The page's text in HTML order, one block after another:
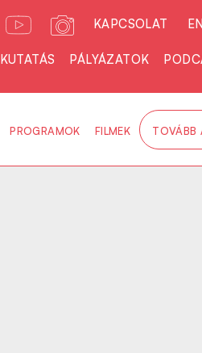
KAPCSOLAT
KUTATÁS PÁLYÁZATOK
PROGRAMOK FILMEK TOVÁBB